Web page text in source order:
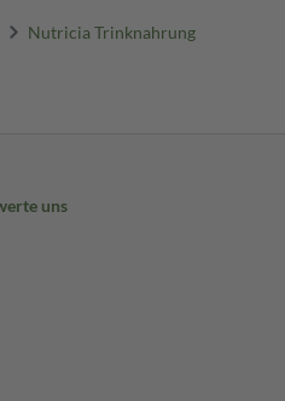
Nutricia Trinknahrung
uns